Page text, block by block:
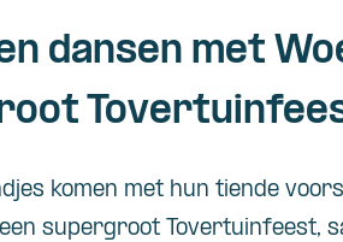
dansen met
komen met hun tiende
supergroot Tovertuinfeest,